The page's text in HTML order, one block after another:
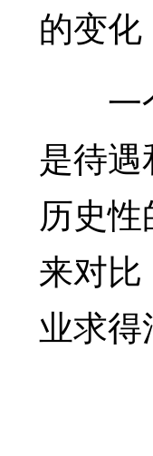
的变
一个
是待
历史
来对比
业求